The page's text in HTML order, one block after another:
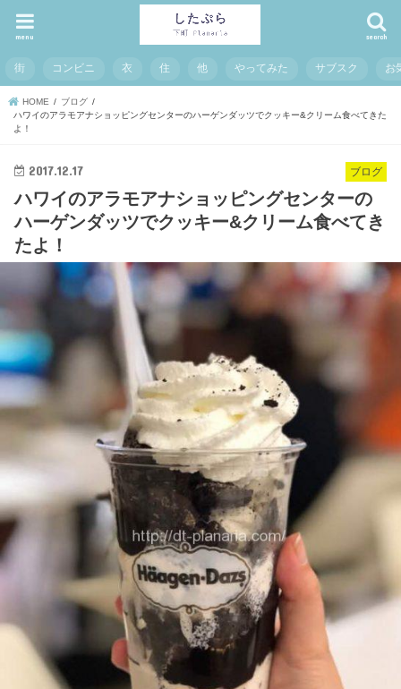
search
menu
街 コンビニ 衣 住 他 やってみた サブスク お
HOME
ブログ
ハワイのアラモアナショッピングセンターのハーゲンダッツでクッキー&クリーム食べてきた
よ！
ブログ
2017.12.17
ハワイのアラモアナショッピングセンターの
ハーゲンダッツでクッキー&クリーム食べてき
たよ！